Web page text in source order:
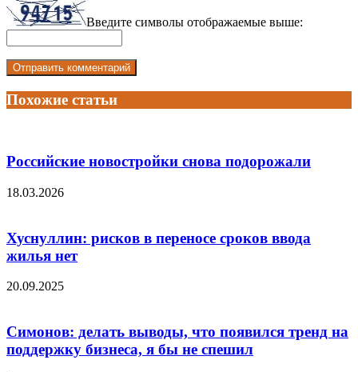
Введите символы отображаемые выше:
Похожие статьи
Российские новостройки снова подорожали
18.03.2026
Хуснуллин: рисков в переносе сроков ввода
жилья нет
20.09.2025
Симонов: делать выводы, что появился тренд на
поддержку бизнеса, я бы не спешил